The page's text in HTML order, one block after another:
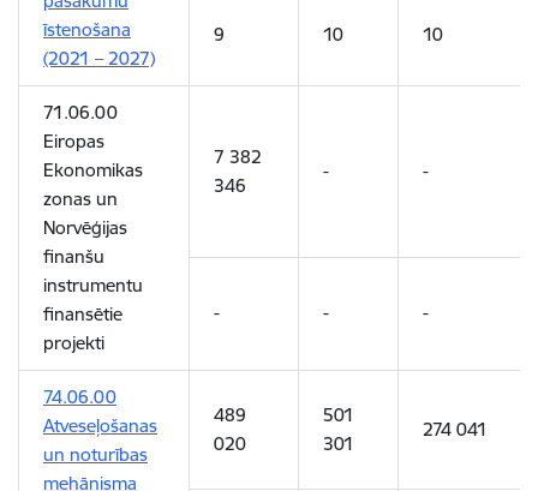
īstenošana
(2021 – 2027)
9 10 10
71.06.00
Eiropas
Ekonomikas
zonas un
Norvēģijas
finanšu
instrumentu
finansētie
projekti
7 382
346
- -
- - -
74.06.00
Atveseļošanas
un noturības
mehānisma
489
020
501
301
274 041